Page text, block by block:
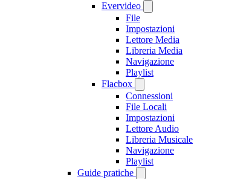
Evervideo
File
Impostazioni
Lettore Media
Libreria Media
Navigazione
Playlist
Flacbox
Connessioni
File Locali
Impostazioni
Lettore Audio
Libreria Musicale
Navigazione
Playlist
Guide pratiche